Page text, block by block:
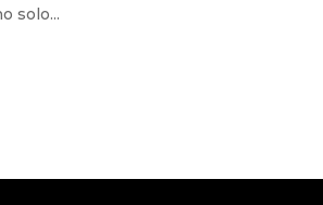
solo...